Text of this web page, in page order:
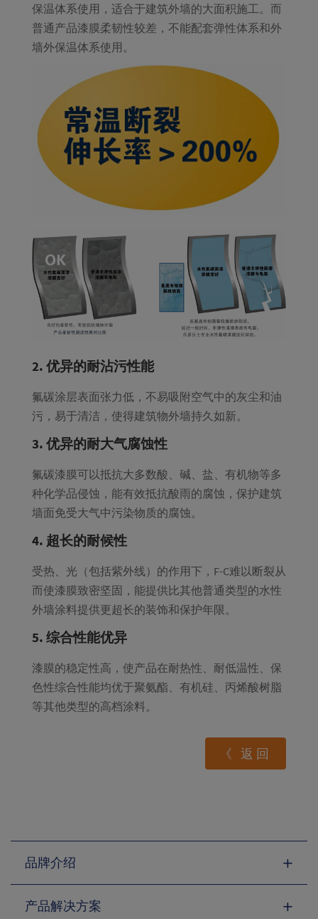
保温体系使用，适合于建筑外墙的大面积施工。而
普通产品漆膜柔韧性较差，不能配套弹性体系和外
墙外保温体系使用。
2. 优异的耐沾污性能
氟碳涂层表面张力低，不易吸附空气中的灰尘和油
污，易于清洁，使得建筑物外墙持久如新。
3. 优异的耐大气腐蚀性
氟碳漆膜可以抵抗大多数酸、碱、盐、有机物等多
种化学品侵蚀，能有效抵抗酸雨的腐蚀，保护建筑
墙面免受大气中污染物质的腐蚀。
4. 超长的耐候性
受热、光（包括紫外线）的作用下，F-C难以断裂从
而使漆膜致密坚固，能提供比其他普通类型的水性
外墙涂料提供更超长的装饰和保护年限。
5. 综合性能优异
漆膜的稳定性高，使产品在耐热性、耐低温性、保
色性综合性能均优于聚氨酯、有机硅、丙烯酸树脂
等其他类型的高档涂料。
《 返回
品牌介绍
产品解决方案